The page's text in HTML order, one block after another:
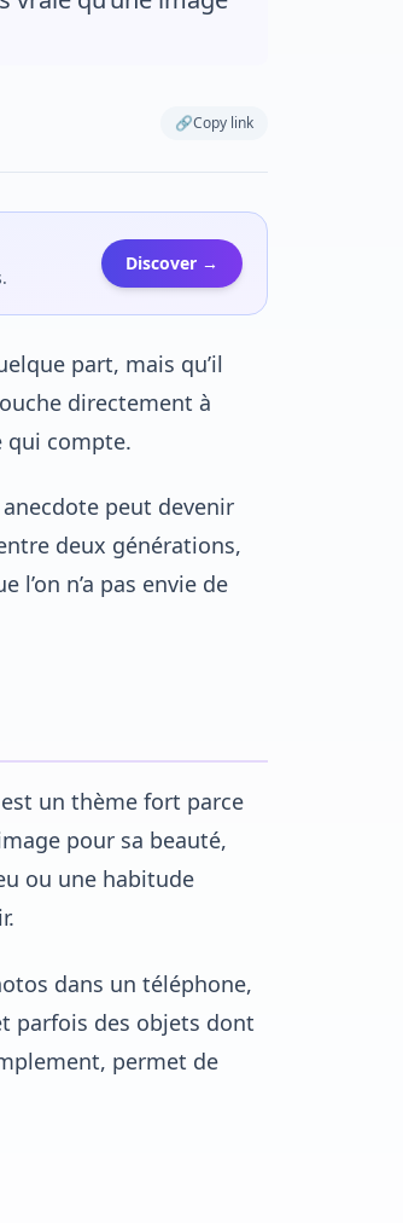
🔗Copy link
Discover →
part, mais qu’il
directement à
qui compte.
peut devenir
deux générations,
n’a pas envie de
un thème fort parce
pour sa beauté,
ou une habitude
dans un téléphone,
parfois des objets dont
permet de